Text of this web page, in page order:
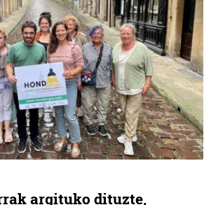
argituko dituzte,